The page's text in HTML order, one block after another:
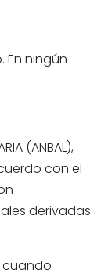
ningún
(ANBAL),
con el
derivadas
cuando